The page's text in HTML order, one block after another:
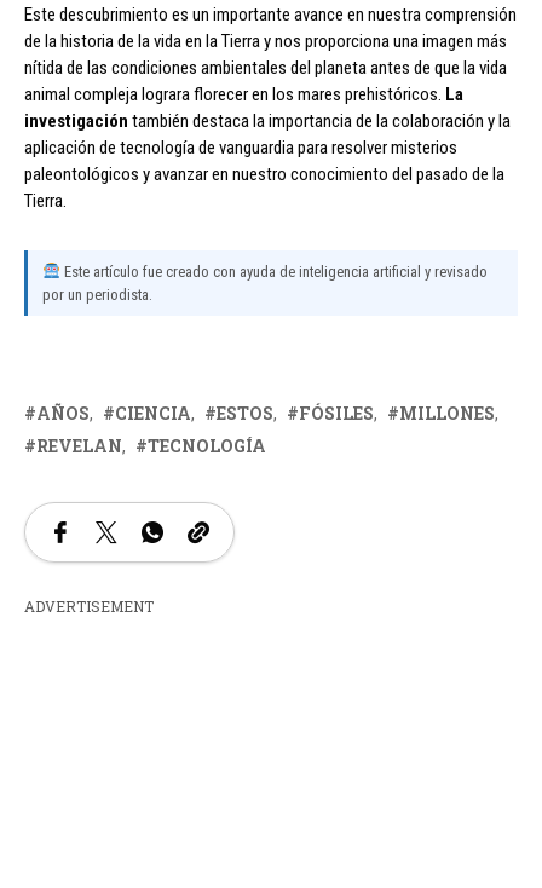
Este descubrimiento es un importante avance en nuestra comprensión
de la historia de la vida en la Tierra y nos proporciona una imagen más
nítida de las condiciones ambientales del planeta antes de que la vida
animal compleja lograra florecer en los mares prehistóricos. La
investigación también destaca la importancia de la colaboración y la
aplicación de tecnología de vanguardia para resolver misterios
paleontológicos y avanzar en nuestro conocimiento del pasado de la
Tierra.
Este artículo fue creado con ayuda de inteligencia artificial y revisado
por un periodista.
AÑOS CIENCIA ESTOS FÓSILES
MILLONES
REVELAN
TECNOLOGÍA
ADVERTISEMENT